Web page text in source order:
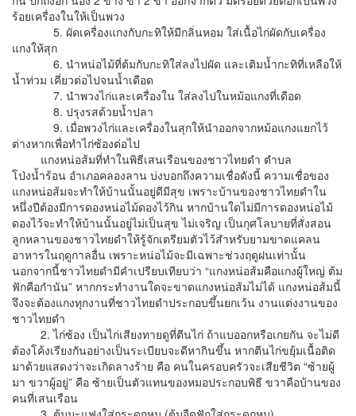
ร้อยเครื่องในให้เป็นพวง
5. ผัดเครื่องแกงกับกะทิให้มีกลิ่นหอม ใส่เนื้อไก่ผัดกับเครื่อง
แกงให้สุก
6. นำหน่อไม้ที่ต้มกับกะทิใส่ลงไปผัด และเติมน้ำกะทิที่เหลือให้
น้ำท่วม เคี่ยวต่อไปจนน้ำเดือด
7. นำพวงไก่และเครื่องใน ใส่ลงไปในหม้อแกงที่เดือด
8. ปรุงรสด้วยน้ำปลา
9. เมื่อพวงไก่และเครื่องในสุกให้นำออกจากหม้อแกงแยกไว้
ต่างหากเพื่อทำไก่ซ้องต่อไป
แกงหน่อส้มที่ทำในพิธีเสนเรือนของชาวไทยดำ ตำบล
โป่งน้ำร้อน อำเภอคลองลาน บ่งบอกถึงความเชื่อดังนี้ ความเชื่อของ
แกงหน่อส้มจะทำให้บ้านนั้นอยู่ดีมีสุข เพราะบ้านของชาวไทยดำใน
หนึ่งปีต้องมีการดองหน่อไม้ดองไว้กิน หากบ้านใดไม่มีการดองหน่อไม้
ดองไว้จะทำให้บ้านนั้นอยู่ไม่เป็นสุข ไม่เจริญ เป็นกุศโลบายที่สั่งสอน
ลูกหลานของชาวไทยดำให้รู้จักเตรียมตัวไว้สำหรับยามขาดแคลน
อาหารในฤดูกาลอื่น เพราะหน่อไม้จะมีเฉพาะช่วงฤดูฝนเท่านั้น
นอกจากนี้ชาวไทยดำมีคำเปรียบเทียบว่า “แกงหน่อส้มคือแกงผู้ใหญ่ ต้ม
ฟักคือกำนัน” หากกระทำงานใดจะขาดแกงหน่อส้มไม่ได้ แกงหน่อส้มนี้
จึงจะต้องแกงทุกงานที่ชาวไทยดำประกอบขึ้นยกเว้น งานแต่งงานของ
ชาวไทยดำ
2. ไก่ซ้อง เป็นไก่เสียงทายดูที่ตีนไก่ ถ้าแบออกหรือเกยกัน จะไม่ดี
ต้องโค้งเรียงกันอย่างเป็นระเบียบจะดีหากินขึ้น หากตีนไก่ขยุ้มเนื้อติด
มาด้วยแสดงว่าจะเกิดลางร้าย คือ คนในครอบครัวจะเสียชีวิต “ซ้ายผู้
มา ขวาผู้อยู่” คือ ซ้ายเป็นตัวแทนของหมอประกอบพิธี ขวาคือบ้านของ
คนที่เสนเรือน